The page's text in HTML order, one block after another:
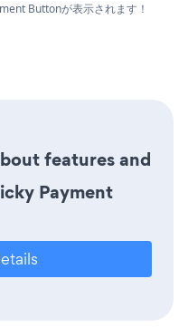
Buttonが表示されます！
features and
Payment